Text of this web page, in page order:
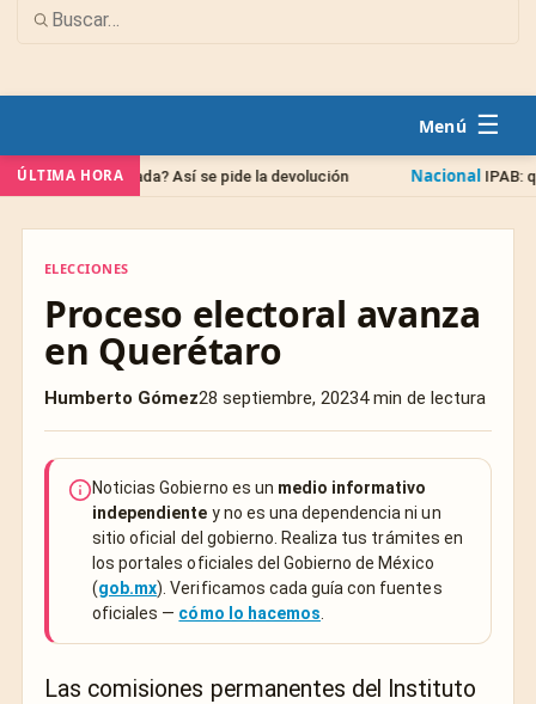
☰
ÚLTIMA HORAAsí se pide la devolución Nacional IPAB: qué pasa
ELECCIONES
Proceso electoral avanza
en Querétaro
Humberto Gómez28 septiembre, 20234 min de lectura
Noticias Gobierno es un medio informativo
independiente y no es una dependencia ni un
sitio oficial del gobierno. Realiza tus trámites en
los portales oficiales del Gobierno de México
(gob.mx). Verificamos cada guía con fuentes
oficiales — cómo lo hacemos
Las comisiones permanentes del Instituto